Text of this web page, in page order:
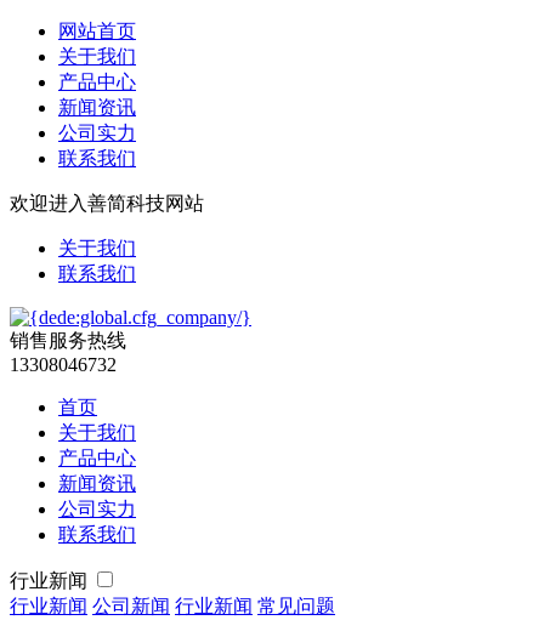
网站首页
关于我们
产品中心
新闻资讯
公司实力
联系我们
欢迎进入善简科技网站
关于我们
联系我们
销售服务热线
13308046732
首页
关于我们
产品中心
新闻资讯
公司实力
联系我们
行业新闻
行业新闻 公司新闻 行业新闻 常见问题